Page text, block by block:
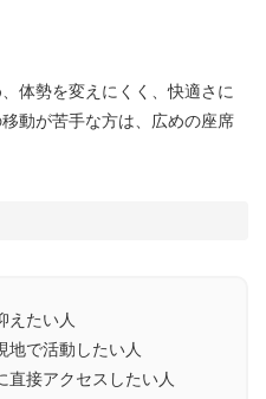
体勢を変えにくく、快適さに
動が苦手な方は、広めの座席
えたい人
地で活動したい人
直接アクセスしたい人